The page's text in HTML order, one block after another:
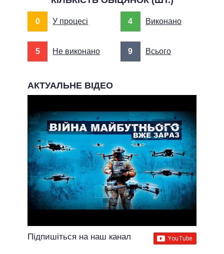
0 У процесі 4 Виконано
5 Не виконано 9 Всього
АКТУАЛЬНЕ ВІДЕО
Підпишіться на наш канал